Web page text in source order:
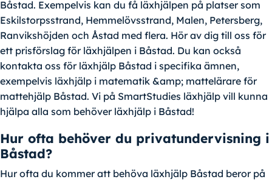
Båstad. Exempelvis kan du få läxhjälpen på platser som
Eskilstorpsstrand, Hemmelövsstrand, Malen, Petersberg,
Ranvikshöjden och Åstad med flera. Hör av dig till oss för
ett prisförslag för läxhjälpen i Båstad. Du kan också
kontakta oss för läxhjälp Båstad i specifika ämnen,
exempelvis läxhjälp i matematik &amp; mattelärare för
mattehjälp Båstad. Vi på SmartStudies läxhjälp vill kunna
hjälpa alla som behöver läxhjälp i Båstad!
Hur ofta behöver du privatundervisning i
Båstad?
Hur ofta du kommer att behöva läxhjälp Båstad beror på